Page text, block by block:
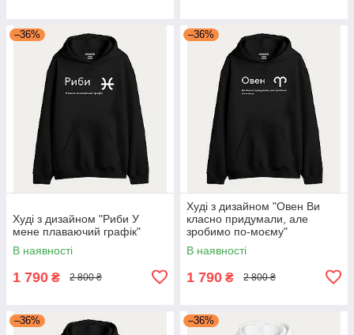
–36%
Худі з дизайном "Риби У
мене плаваючий графік"
В наявності
1 790 ₴ 2 800 ₴
–36%
Худі з дизайном "Овен Ви
класно придумали, але
зробимо по-моєму"
В наявності
1 790 ₴ 2 800 ₴
–36% –36%